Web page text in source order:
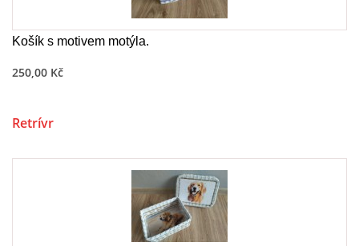
Košík s motivem motýla.
250,00 Kč
Retrívr